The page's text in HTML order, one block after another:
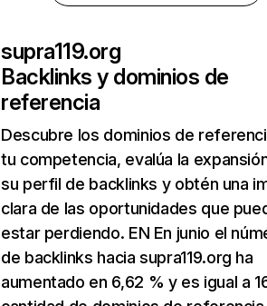
supra119.org
Backlinks y dominios de
referencia
Descubre los dominios de
tu competencia, evalúa la
su perfil de backlinks y obtén una
clara de las oportunidades que
estar perdiendo. EN En junio el
de backlinks hacia supra119.org ha
aumentado en 6,62 % y es igual a